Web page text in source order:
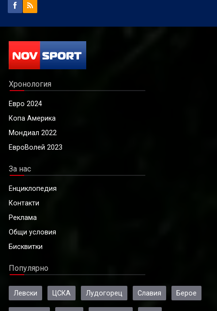
Хронология
Евро 2024
Копа Америка
Мондиал 2022
ЕвроВолей 2023
За нас
Енциклопедия
Контакти
Реклама
Общи условия
Бисквитки
Популярно
Левски ЦСКА Лудогорец Славия Берое